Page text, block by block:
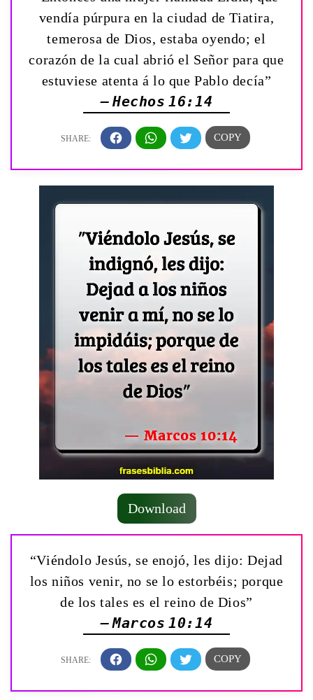
vendía púrpura en la ciudad de Tiatira,
temerosa de Dios, estaba oyendo; el
corazón de la cual abrió el Señor para que
estuviese atenta á lo que Pablo decía”
— Hechos 16:14
Download
“Viéndolo Jesús, se enojó, les dijo: Dejad
los niños venir, no se lo estorbéis; porque
de los tales es el reino de Dios”
— Marcos 10:14